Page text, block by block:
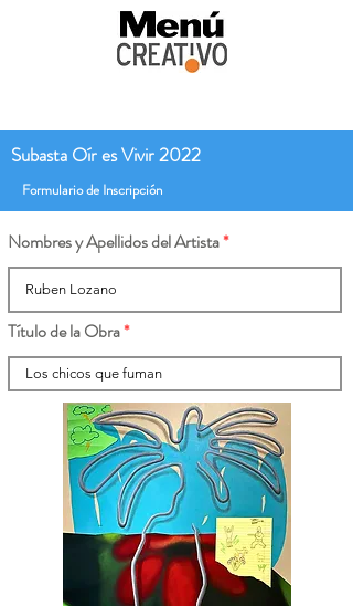
Subasta Oír es Vivir 2022
Formulario de Inscripción
Nombres y Apellidos del Artista
Título de la Obra